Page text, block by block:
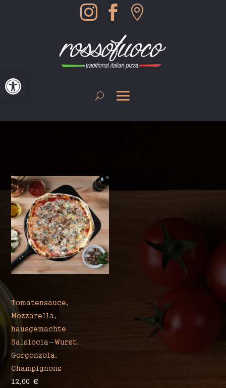
Werkzeugleiste öffnen
  
Tomatensauce,
Mozzarella,
hausgemachte
Salsiccia-Wurst,
Gorgonzola,
Champignons
12,00€